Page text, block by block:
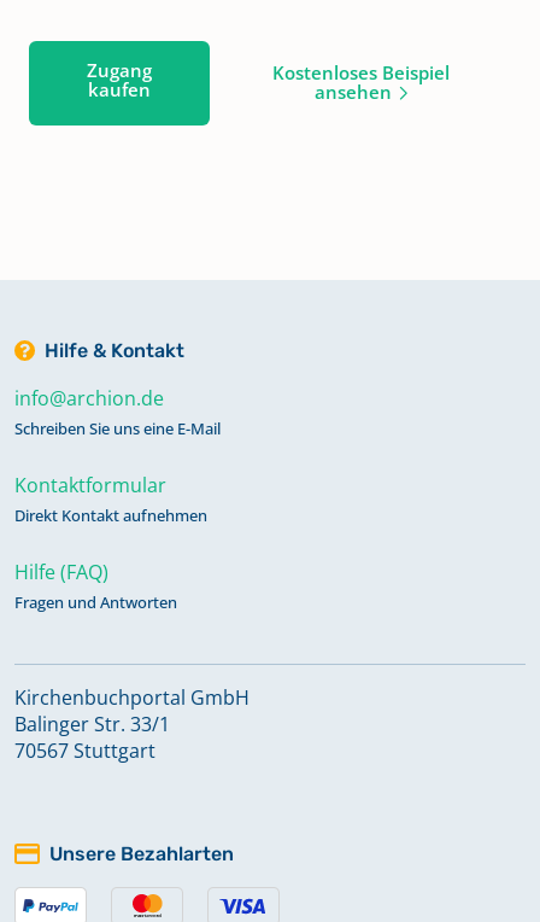
Zugang
kaufen
Kostenloses Beispiel
ansehen
Hilfe & Kontakt
info@archion.de
Schreiben Sie uns eine E-Mail
Kontaktformular
Direkt Kontakt aufnehmen
Hilfe (FAQ)
Fragen und Antworten
Kirchenbuchportal GmbH
Balinger Str. 33/1
70567 Stuttgart
Unsere Bezahlarten